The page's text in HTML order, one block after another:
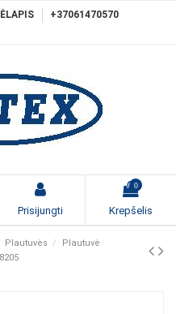
+37061470570
Prisijungti
0
Krepšelis
Plautuvės
Plautuvė